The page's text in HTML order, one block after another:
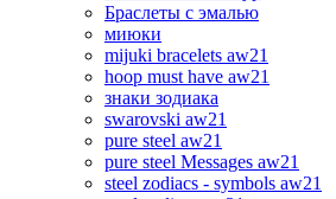
Браслеты с эмалью
миюки
mijuki bracelets aw21
hoop must have aw21
знаки зодиака
swarovski aw21
pure steel aw21
pure steel Messages aw21
steel zodiacs - symbols aw21